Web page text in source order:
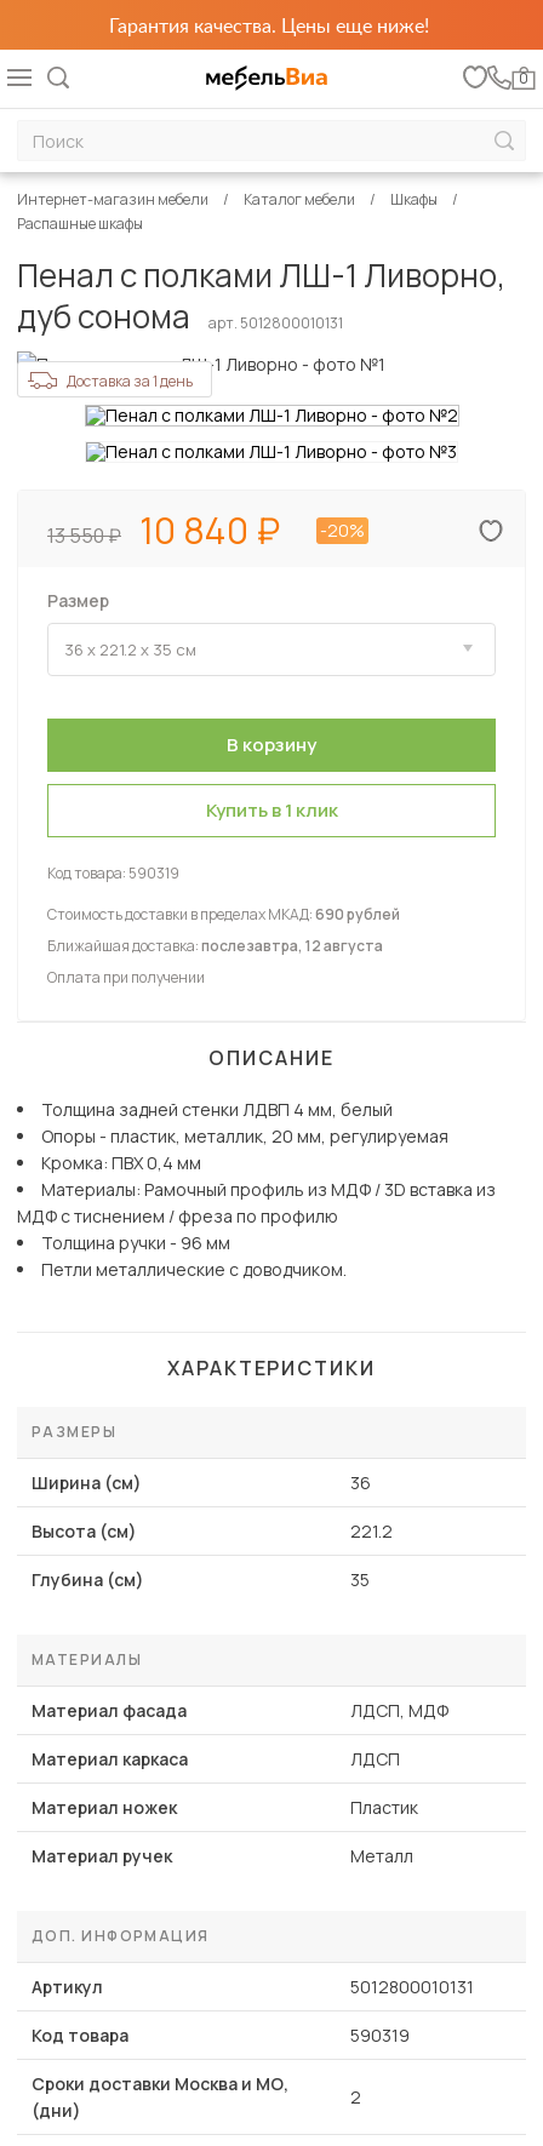
Гарантия качества. Цены еще ниже!
0
Интернет-магазин мебели Каталог мебели
Шкафы
Распашные шкафы
Пенал с полками ЛШ-1 Ливорно,
дуб сонома
арт. 5012800010131
Доставка за 1 день
13 550 10 840 -20%
Размер
Купить в 1 клик
Код товара: 590319
Стоимость доставки в пределах МКАД:690 рублей
Ближайшая доставка:послезавтра, 12 августа
Оплата при получении
ОПИСАНИЕ
Толщина задней стенки ЛДВП 4 мм, белый
Опоры - пластик, металлик, 20 мм, регулируемая
Кромка: ПВХ 0,4 мм
Материалы: Рамочный профиль из МДФ / 3D вставка из
МДФ с тиснением / фреза по профилю
Толщина ручки - 96 мм
Петли металлические с доводчиком.
ХАРАКТЕРИСТИКИ
РАЗМЕРЫ
Ширина (см) 36
Высота (см) 221.2
Глубина (см) 35
МАТЕРИАЛЫ
Материал фасада ЛДСП, МДФ
Материал каркаса ЛДСП
Материал ножек Пластик
Материал ручек Металл
ДОП. ИНФОРМАЦИЯ
Артикул 5012800010131
Код товара 590319
Сроки доставки Москва и МО,
(дни)
2